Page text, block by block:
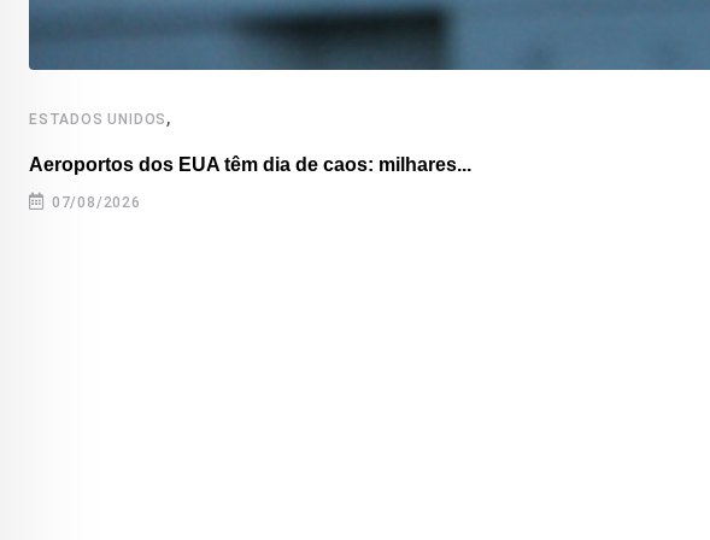
ESTADOS UNIDOS ,
Aeroportos dos EUA têm dia de caos: milhares...
07/08/2026